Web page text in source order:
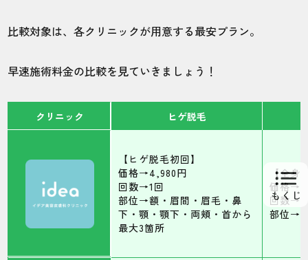
比較対象は、各クリニックが用意する最安プラン。
早速施術料金の比較を見ていきましょう！
クリニック ヒゲ脱毛
【ヒゲ脱毛初回】
価格→4,980円
回数→1回
部位→額・眉間・眉毛・鼻
下・顎・顎下・両頬・首から
最大3箇所
【全身
価格
回数→1
部位